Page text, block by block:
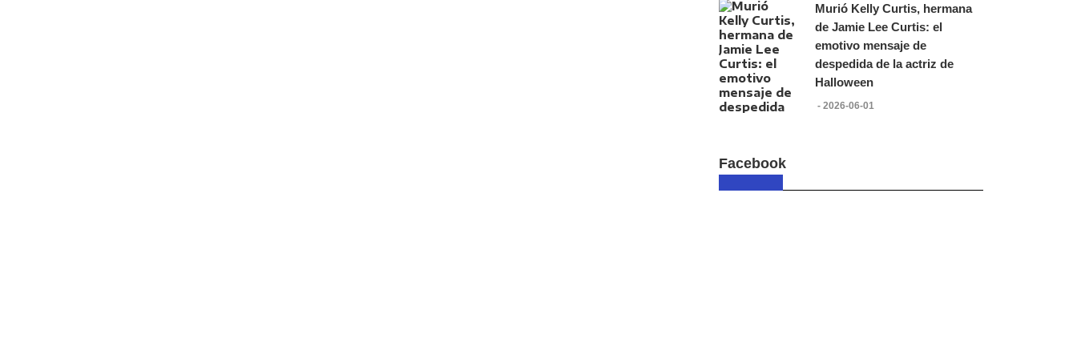
Murió Kelly Curtis, hermana
de Jamie Lee Curtis: el
emotivo mensaje de
despedida de la actriz de
Halloween
- 2026-06-01
Facebook